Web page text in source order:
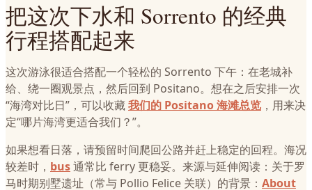
把这次下水和 Sorrento 的经典
行程搭配起来
这次游泳很适合搭配一个轻松的 Sorrento 下午：在老城补
给、绕一圈观景点，然后回到 Positano。想在之后安排一次
“海湾对比日”，可以收藏我们的 Positano 海滩总览 ，用来决
定“哪片海湾更适合我们？”。
如果想看日落，请预留时间爬回公路并赶上稳定的回程。海况
较差时， bus通常比 ferry 更稳妥。来源与延伸阅读：关于罗
马时期别墅遗址（常与 Pollio Felice 关联）的背景： About